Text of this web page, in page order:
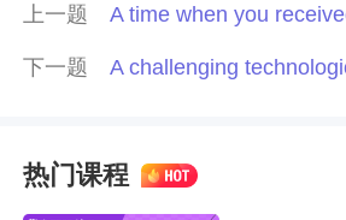
上一题
下一题
热门课程